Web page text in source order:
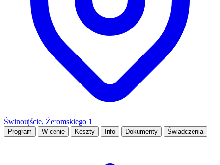
Świnoujście, Żeromskiego 1
Program W cenie Koszty Info Dokumenty Świadczenia